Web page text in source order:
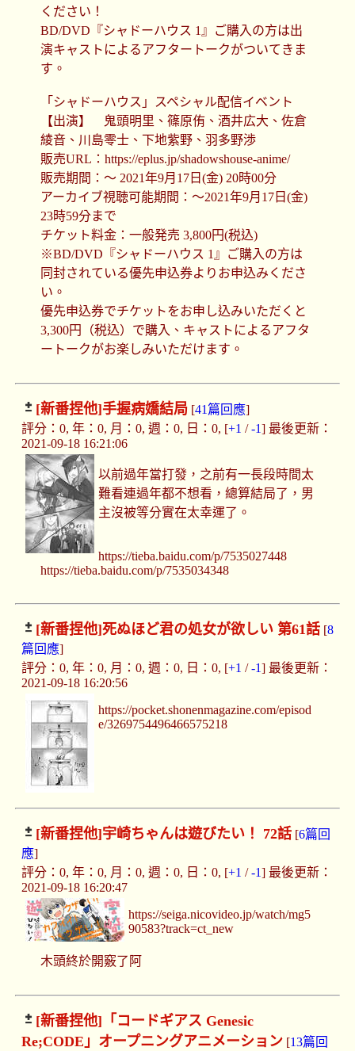
ください！
BD/DVD『シャドーハウス 1』ご購入の方は出
演キャストによるアフタートークがついてきま
す。
「シャドーハウス」スペシャル配信イベント
【出演】 鬼頭明里、篠原侑、酒井広大、佐倉
綾音、川島零士、下地紫野、羽多野渉
販売URL：https://eplus.jp/shadowshouse-anime/
販売期間：～ 2021年9月17日(金) 20時00分
アーカイブ視聴可能期間：～2021年9月17日(金)
23時59分まで
チケット料金：一般発売 3,800円(税込)
※BD/DVD『シャドーハウス 1』ご購入の方は
同封されている優先申込券よりお申込みくださ
い。
優先申込券でチケットをお申し込みいただくと
3,300円（税込）で購入、キャストによるアフタ
ートークがお楽しみいただけます。
[新番捏他]手握病嬌結局[41篇回應]
評分：0, 年：0, 月：0, 週：0, 日：0, [+1 /-1] 最後更新：
2021-09-18 16:21:06
以前過年當打發，之前有一長段時間太
難看連過年都不想看，總算結局了，男
主沒被等分實在太幸運了。
https://tieba.baidu.com/p/7535027448
https://tieba.baidu.com/p/7535034348
[新番捏他]死ぬほど君の処女が欲しい 第61話[8
篇回應]
評分：0, 年：0, 月：0, 週：0, 日：0, [+1 /-1] 最後更新：
2021-09-18 16:20:56
https://pocket.shonenmagazine.com/episod
e/3269754496466575218
[新番捏他]宇崎ちゃんは遊びたい！ 72話[6篇回
應]
評分：0, 年：0, 月：0, 週：0, 日：0, [+1 /-1] 最後更新：
2021-09-18 16:20:47
https://seiga.nicovideo.jp/watch/mg5
90583?track=ct_new
木頭終於開竅了阿
[新番捏他] 「コードギアス Genesic
Re;CODE」オープニングアニメーション[13篇回